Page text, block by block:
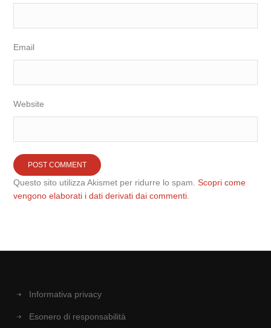
Email
Website
Questo sito utilizza Akismet per ridurre lo spam.Scopri come
vengono elaborati i dati derivati dai commenti
Informativa privacy
Esonero di responsabilità